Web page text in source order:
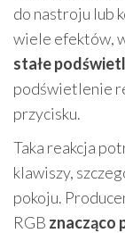
do nastroju lub
wiele efektów,
stałe
podświetlenie
przycisku.
Taka reakcja
klawiszy,
pokoju.
RGB znacząco